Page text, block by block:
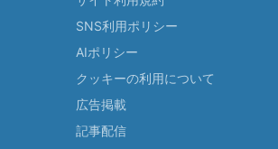
SNS利用ポリシー
AIポリシー
クッキーの利用について
広告掲載
記事配信